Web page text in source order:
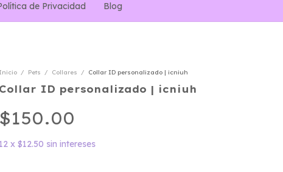
de Privacidad Blog
Inicio / Pets / Collares / Collar ID personalizado | icniuh
Collar ID personalizado | icniuh
$150.00
12 x $12.50 sin intereses